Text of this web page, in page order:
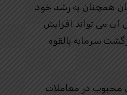
همچنان به رشد خود
آن می تواند افزایش
سرمایه بالقوه
محبوب در معاملات